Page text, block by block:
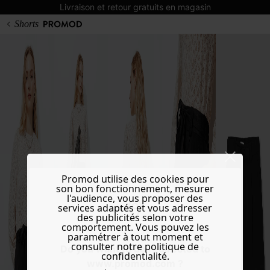
Livraison et retour gratuits en magasin
Do you want to be redirected to
www.promod.com ?
Shorts
Promod utilise des cookies pour
son bon fonctionnement, mesurer
l'audience, vous proposer des
services adaptés et vous adresser
des publicités selon votre
comportement. Vous pouvez les
paramétrer à tout moment et
consulter notre politique de
confidentialité.